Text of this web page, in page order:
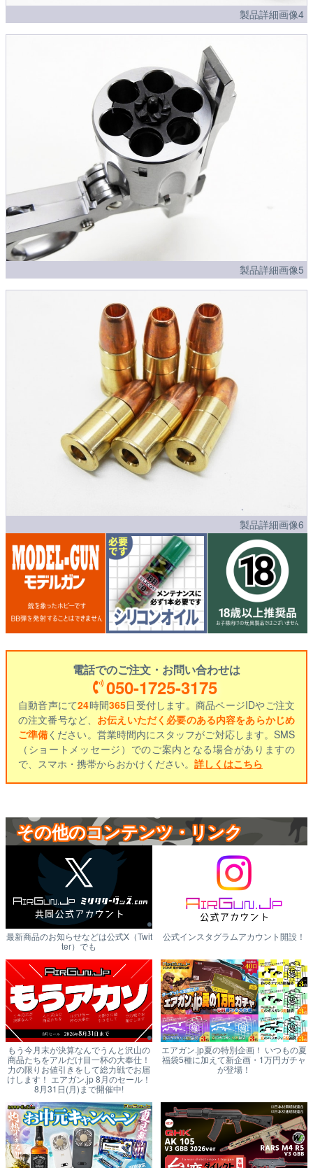
製品詳細画像4
製品詳細画像5
製品詳細画像6
電話でのご注文・お問い合わせは
050-1725-3175
自動音声にて24時間365日受付します。商品ページIDやご注文
の注文番号など、 お伝えいただく必要のある内容をあらかじめ
ご準備ください。営業時間内にスタッフがご対応します。SMS
（ショートメッセージ）でのご案内となる場合がありますの
で、スマホ・携帯からおかけください。 詳しくはこちら
その他のコンテンツ・リンク
最新商品のお知らせなどは公式X（Twit
ter）でも
公式インスタグラムアカウント開設！
もう今月末が決算なんでうんと沢山の
商品たちをアルだけ目一杯の大奉仕！
力の限りお値引きをして総力戦でお届
けします！ エアガン.jp 8月のセール！
8月31日(月)まで開催中!
エアガン.jp夏の特別企画！ いつもの夏
福袋5種に加えて新企画・1万円ガチャ
が登場！